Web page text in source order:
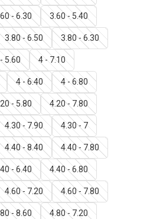
- 6.30 3.60 - 5.40
3.80 - 6.50 3.80 - 6.30
5.60 4 - 7.10
4 - 6.40 4 - 6.80
- 5.80 4.20 - 7.80
4.30 - 7.90 4.30 - 7
4.40 - 8.40 4.40 - 7.80
- 6.40 4.40 - 6.80
4.60 - 7.20 4.60 - 7.80
- 8.60 4.80 - 7.20